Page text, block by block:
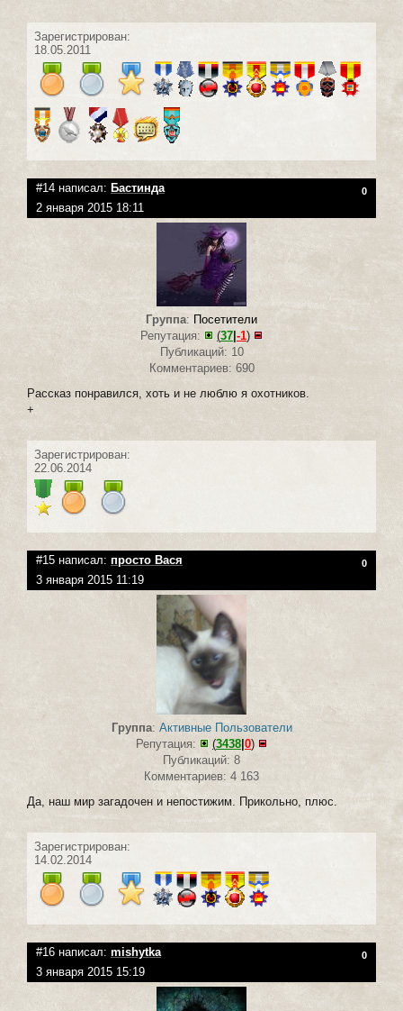
Зарегистрирован:
18.05.2011
#14 написал: Бастинда 0
2 января 2015 18:11
Группа: Посетители
Репутация:
(37|-1)
Публикаций: 10
Комментариев: 690
Рассказ понравился, хоть и не люблю я охотников.
+
Зарегистрирован:
22.06.2014
#15 написал: просто Вася 0
3 января 2015 11:19
Группа: Активные Пользователи
Репутация:
(3438 0)
Публикаций: 8
Комментариев: 4 163
Да, наш мир загадочен и непостижим. Прикольно, плюс.
Зарегистрирован:
14.02.2014
#16 написал: mishytka 0
3 января 2015 15:19